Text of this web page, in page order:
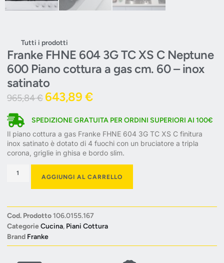
Tutti i prodotti
Franke FHNE 604 3G TC XS C Neptune
600 Piano cottura a gas cm. 60 – inox
satinato
965,84€ 643,89 €
SPEDIZIONE GRATUITA PER ORDINI SUPERIORI AI 100€
Il piano cottura a gas Franke FHNE 604 3G TC XS C finitura
inox satinato è dotato di 4 fuochi con un bruciatore a tripla
corona, griglie in ghisa e bordo slim.
AGGIUNGI AL CARRELLO
Cod. Prodotto106.0155.167
CategorieCucina, Piani Cottura
Brand Franke